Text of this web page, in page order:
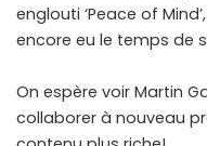
englouti ‘Peace of
encore eu le temps de
On espère voir Martin
collaborer à nouveau